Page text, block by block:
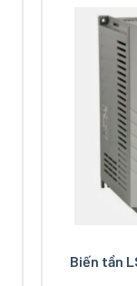
Biến tần